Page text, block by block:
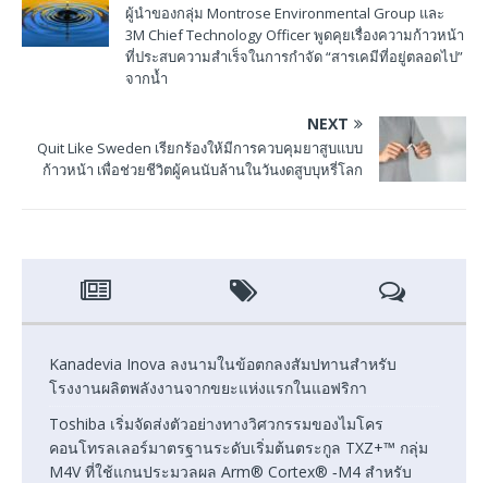
ผู้นำของกลุ่ม Montrose Environmental Group และ
3M Chief Technology Officer พูดคุยเรื่องความก้าวหน้า
ที่ประสบความสำเร็จในการกำจัด “สารเคมีที่อยู่ตลอดไป”
จากน้ำ
NEXT
Quit Like Sweden เรียกร้องให้มีการควบคุมยาสูบแบบ
ก้าวหน้า เพื่อช่วยชีวิตผู้คนนับล้านในวันงดสูบบุหรี่โลก
Kanadevia Inova ลงนามในข้อตกลงสัมปทานสำหรับ
โรงงานผลิตพลังงานจากขยะแห่งแรกในแอฟริกา
Toshiba เริ่มจัดส่งตัวอย่างทางวิศวกรรมของไมโคร
คอนโทรลเลอร์มาตรฐานระดับเริ่มต้นตระกูล TXZ+™ กลุ่ม
M4V ที่ใช้แกนประมวลผล Arm® Cortex® ‑M4 สำหรับ